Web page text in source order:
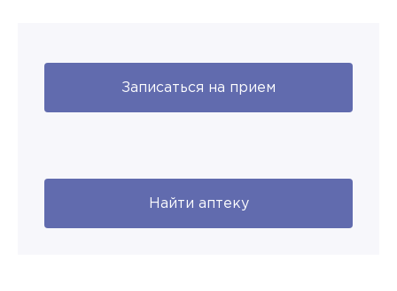
Записаться на прием
Найти аптеку